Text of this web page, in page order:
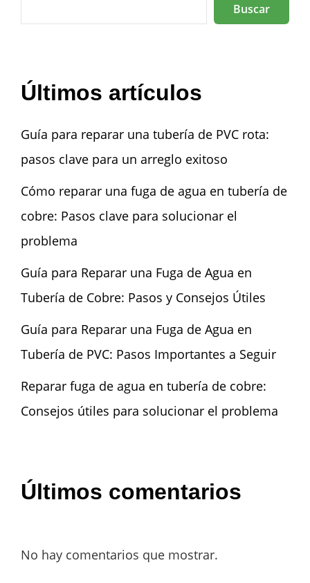
Buscar
Últimos artículos
Guía para reparar una tubería de PVC rota:
pasos clave para un arreglo exitoso
Cómo reparar una fuga de agua en tubería de
cobre: Pasos clave para solucionar el
problema
Guía para Reparar una Fuga de Agua en
Tubería de Cobre: Pasos y Consejos Útiles
Guía para Reparar una Fuga de Agua en
Tubería de PVC: Pasos Importantes a Seguir
Reparar fuga de agua en tubería de cobre:
Consejos útiles para solucionar el problema
Últimos comentarios
No hay comentarios que mostrar.